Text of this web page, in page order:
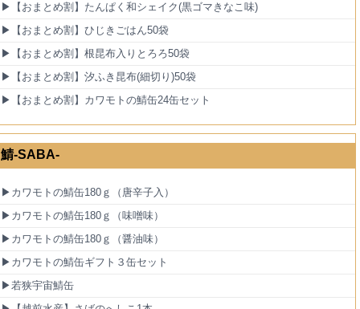
▶【おまとめ割】たんぱく和シェイク(黒ゴマきなこ味)
▶【おまとめ割】ひじきごはん50袋
▶【おまとめ割】根昆布入りとろろ50袋
▶【おまとめ割】汐ふき昆布(細切り)50袋
▶【おまとめ割】カワモトの鯖缶24缶セット
鯖-SABA-
▶カワモトの鯖缶180ｇ（唐辛子入）
▶カワモトの鯖缶180ｇ（味噌味）
▶カワモトの鯖缶180ｇ（醤油味）
▶カワモトの鯖缶ギフト３缶セット
▶若狭宇宙鯖缶